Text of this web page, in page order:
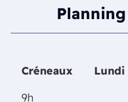
Créneaux Lundi
Créneaux
9h